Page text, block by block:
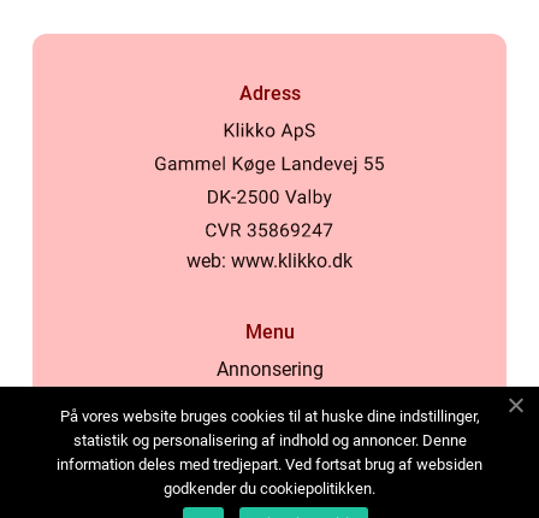
Adress
web: www.klikko.dk
Menu
Annonsering
Cookies
Kontakta oss
Sitemap
På vores website bruges cookies til at huske dine indstillinger,
statistik og personalisering af indhold og annoncer. Denne
information deles med tredjepart. Ved fortsat brug af websiden
godkender du cookiepolitikken.